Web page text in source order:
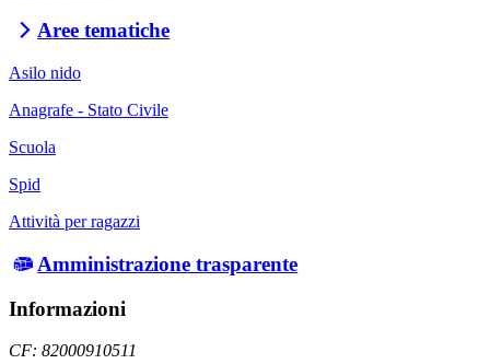
Aree tematiche
Asilo nido
Anagrafe - Stato Civile
Scuola
Spid
Attività per ragazzi
Amministrazione trasparente
Informazioni
CF: 82000910511